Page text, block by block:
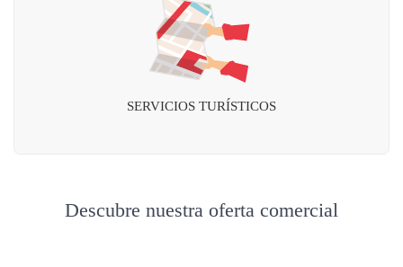
SERVICIOS TURÍSTICOS
Descubre nuestra oferta comercial